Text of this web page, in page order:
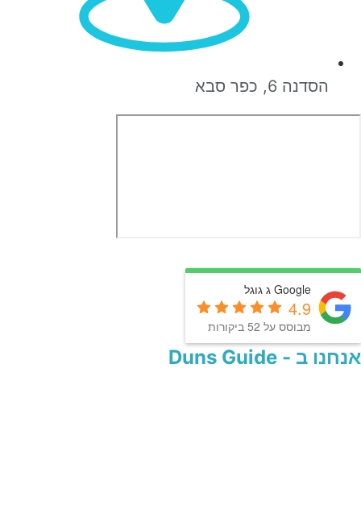
הסדנה 6, כפר סבא
Google ג גוגל
4.9
מבוסס על 52 ביקורות
אנחנו ב - Duns Guide